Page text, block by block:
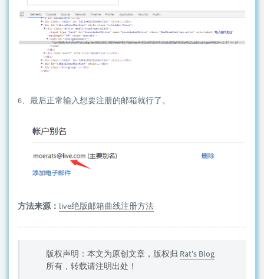
6、最后正常输入想要注册的邮箱就行了。
方法来源： live绝版邮箱曲线注册方法
版权声明：本文为原创文章，版权归 Rat's Blog
所有，转载请注明出处！